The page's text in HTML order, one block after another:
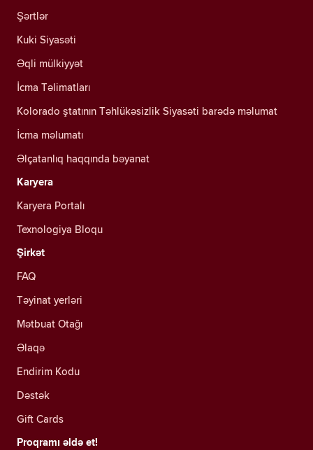
Şərtlər
Kuki Siyasəti
Əqli mülkiyyət
İcma Təlimatları
Kolorado ştatının Təhlükəsizlik Siyasəti barədə məlumat
İcma məlumatı
Əlçatanlıq haqqında bəyanat
Karyera
Karyera Portalı
Texnologiya Bloqu
Şirkət
FAQ
Təyinat yerləri
Mətbuat Otağı
Əlaqə
Endirim Kodu
Dəstək
Gift Cards
Proqramı əldə et!